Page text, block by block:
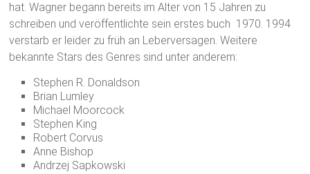
hat. Wagner begann bereits im Alter von 15 Jahren zu
schreiben und veröffentlichte sein erstes buch 1970. 1994
verstarb er leider zu früh an Leberversagen. Weitere
bekannte Stars des Genres sind unter anderem:
Stephen R. Donaldson
Brian Lumley
Michael Moorcock
Stephen King
Robert Corvus
Anne Bishop
Andrzej Sapkowski